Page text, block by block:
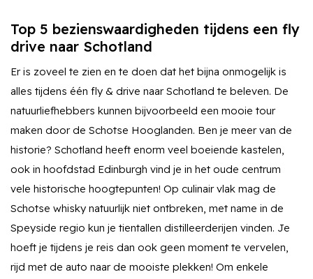
Top 5 bezienswaardigheden tijdens een fly
drive naar Schotland
Er is zoveel te zien en te doen dat het bijna onmogelijk is
alles tijdens één fly & drive naar Schotland te beleven. De
natuurliefhebbers kunnen bijvoorbeeld een mooie tour
maken door de Schotse Hooglanden. Ben je meer van de
historie? Schotland heeft enorm veel boeiende kastelen,
ook in hoofdstad Edinburgh vind je in het oude centrum
vele historische hoogtepunten! Op culinair vlak mag de
Schotse whisky natuurlijk niet ontbreken, met name in de
Speyside regio kun je tientallen distilleerderijen vinden. Je
hoeft je tijdens je reis dan ook geen moment te vervelen,
rijd met de auto naar de mooiste plekken! Om enkele